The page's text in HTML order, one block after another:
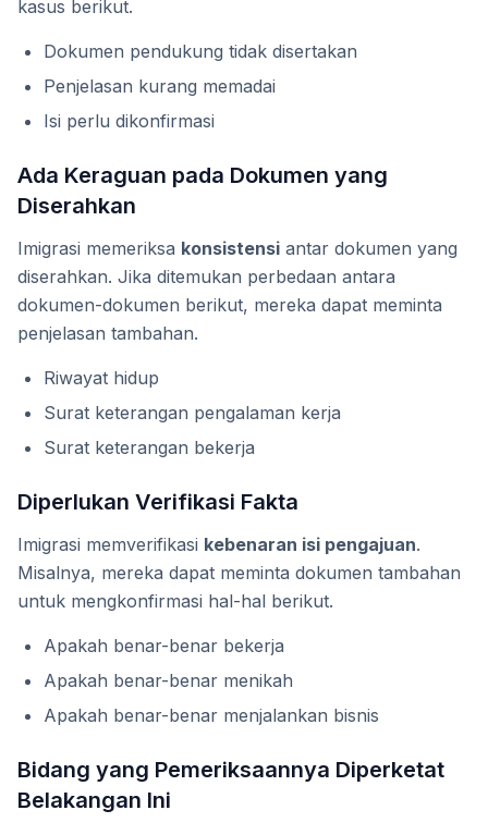
kasus berikut.
Dokumen pendukung tidak disertakan
Penjelasan kurang memadai
Isi perlu dikonfirmasi
Ada Keraguan pada Dokumen yang
Diserahkan
Imigrasi memeriksa konsistensi antar dokumen yang
diserahkan. Jika ditemukan perbedaan antara
dokumen-dokumen berikut, mereka dapat meminta
penjelasan tambahan.
Riwayat hidup
Surat keterangan pengalaman kerja
Surat keterangan bekerja
Diperlukan Verifikasi Fakta
Imigrasi memverifikasi kebenaran isi pengajuan.
Misalnya, mereka dapat meminta dokumen tambahan
untuk mengkonfirmasi hal-hal berikut.
Apakah benar-benar bekerja
Apakah benar-benar menikah
Apakah benar-benar menjalankan bisnis
Bidang yang Pemeriksaannya Diperketat
Belakangan Ini